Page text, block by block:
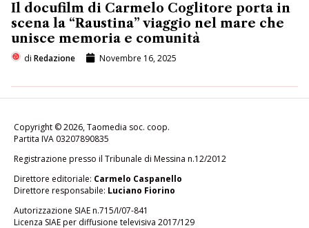
Il docufilm di Carmelo Coglitore porta in
scena la “Raustina” viaggio nel mare che
unisce memoria e comunità
di Redazione Novembre 16, 2025
Copyright © 2026, Taomedia soc. coop.
Partita IVA 03207890835
Registrazione presso il Tribunale di Messina n.12/2012
Direttore editoriale: Carmelo Caspanello
Direttore responsabile: Luciano Fiorino
Autorizzazione SIAE n.715/I/07-841
Licenza SIAE per diffusione televisiva 2017/129